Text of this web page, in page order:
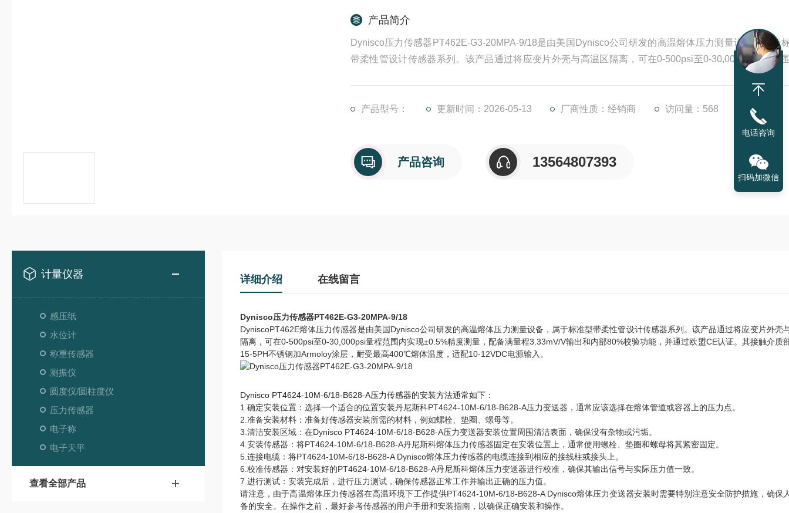
产品简介
Dynisco压力传感器PT462E-G3-20MPA-9/18是由美国Dynisco公司研发的高温熔体压力测量设备，属于
带柔性管设计传感器系列。该产品通过将应变片外壳与高温区隔离，可在0-500psi至0-30,000psi量程范
现&amp;#177;0.5%精度测量，配备满量程3.33mV/V输出和内部80%校验功能，并通过欧盟CE认证。其
产品型号：
更新时间：2026-05-13 厂商性质：经销商 访问量：568
产品咨询 13564807393
计量仪器
感压纸
水位计
称重传感器
测振仪
圆度仪/圆柱度仪
压力传感器
电子称
电子天平
查看全部产品
详细介绍 在线留言
Dynisco压力传感器PT462E-G3-20MPA-9/18
DyniscoPT462E熔体压力传感器是由美国Dynisco公司研发的高温熔体压力测量设备，属于标准型带柔性管设计传感器系列。该产品通过将应变片外壳
隔离，可在0-500psi至0-30,000psi量程范围内实现±0.5%精度测量，配备满量程3.33mV/V输出和内部80%校验功能，并通过欧盟CE认证。其接触介质
15-5PH不锈钢加Armoloy涂层，耐受最高400℃熔体温度，适配10-12VDC电源输入。
Dynisco PT4624-10M-6/18-B628-A压力传感器的安装方法通常如下：
1.确定安装位置：选择一个适合的位置安装丹尼斯科PT4624-10M-6/18-B628-A压力变送器，通常应该选择在熔体管道或容器上的压力点。
2.准备安装材料：准备好传感器安装所需的材料，例如螺栓、垫圈、螺母等。
3.清洁安装区域：在Dynisco PT4624-10M-6/18-B628-A压力变送器安装位置周围清洁表面，确保没有杂物或污垢。
4.安装传感器：将PT4624-10M-6/18-B628-A丹尼斯科熔体压力传感器固定在安装位置上，通常使用螺栓、垫圈和螺母将其紧密固定。
5.连接电缆：将PT4624-10M-6/18-B628-A Dynisco熔体压力传感器的电缆连接到相应的接线柱或接头上。
6.校准传感器：对安装好的PT4624-10M-6/18-B628-A丹尼斯科熔体压力变送器进行校准，确保其输出信号与实际压力值一致。
7.进行测试：安装完成后，进行压力测试，确保传感器正常工作并输出正确的压力值。
请注意，由于高温熔体压力传感器在高温环境下工作提供PT4624-10M-6/18-B628-A Dynisco熔体压力变送器安装时需要特别注意安全防护措施，确保
备的安全。在操作之前，最好参考传感器的用户手册和安装指南，以确保正确安装和操作。
电话咨询
扫码加微信